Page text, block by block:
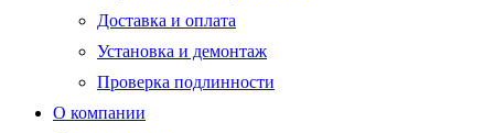
Доставка и оплата
Установка и демонтаж
Проверка подлинности
О компании